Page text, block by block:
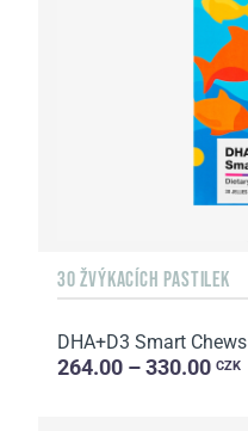
30 ŽVÝKACÍCH PASTILEK
DHA+D3 Smart Chews
264.00 – 330.00 CZK